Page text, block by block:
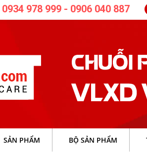
0934 978 999 - 0906 040 887
SẢN PHẨM BỘ SẢN PHẨM